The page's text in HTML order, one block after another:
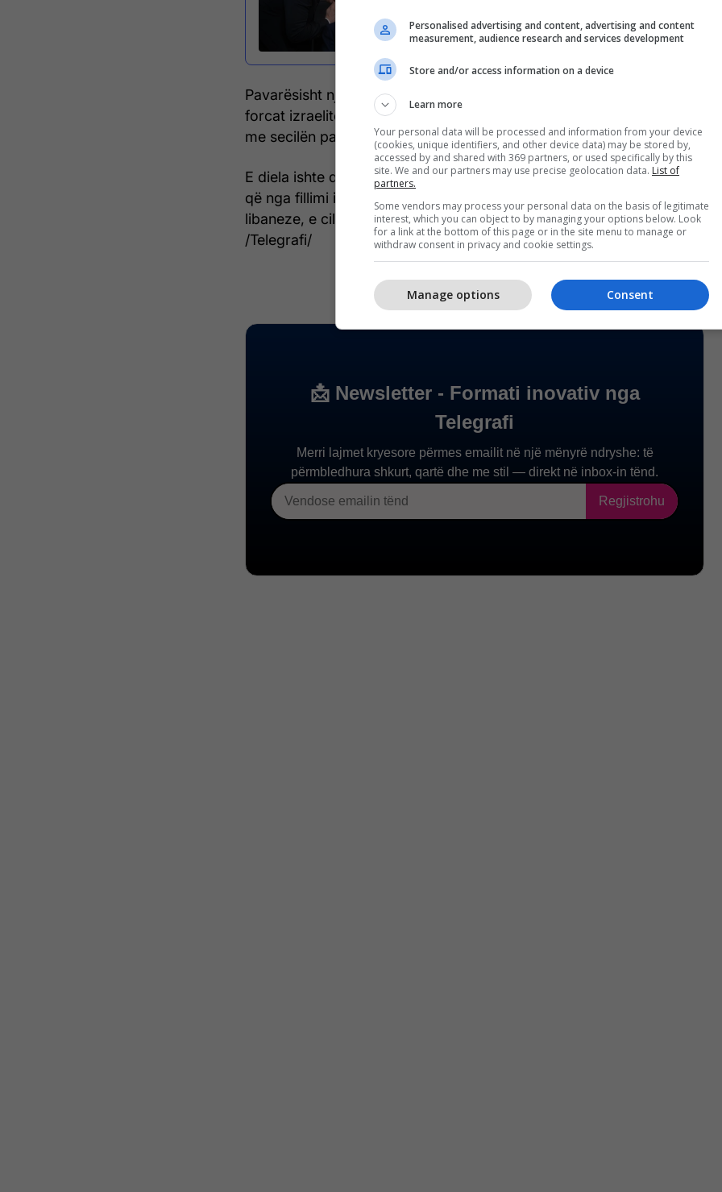
SHBA-së
Pavarësisht një armëpushimi të shpallur midis Izraelit dhe Libanit,
forcat izraelite dhe Hezbollahu vazhdojnë të sulmojnë njëri-tjetrin,
me secilën palë që akuzon tjetrën për shkeljen e armëpushimit.
E diela ishte dita më vdekjeprurëse për vdekjet e civilëve në Liban
që nga fillimi i armëpushimit, sipas Ministrisë së Shëndetësisë
libaneze, e cila raportoi 14 civilë të vrarë në të gjithë vendin.
/Telegrafi/
Personalised advertising and content, advertising and content
measurement, audience research and services development
Store and/or access information on a device
Learn more
Your personal data will be processed and information from your device
(cookies, unique identifiers, and other device data) may be stored by,
accessed by and shared with 369 partners, or used specifically by this
site. We and our partners may use precise geolocation data. List of
partners.
Some vendors may process your personal data on the basis of legitimate
interest, which you can object to by managing your options below. Look
for a link at the bottom of this page or in the site menu to manage or
withdraw consent in privacy and cookie settings.
Consent
Manage options